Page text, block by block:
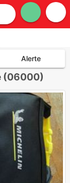
Alerte
(06000)